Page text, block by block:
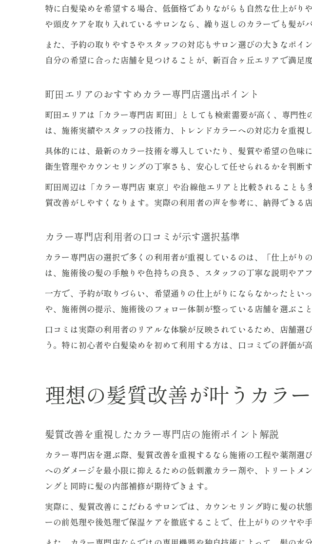
話題の髪質改善カラー
髪質改善カラー専
カラー専門店の髪
新百合ヶ丘や町田
口コミで話題の髪
特に白髪染めを希望する場合、低価格でありながらも自然な仕上が
や頭皮ケアを取り入れているサロンなら、繰り返しのカラーでも髪が
また、予約の取りやすさやスタッフの対応もサロン選びの大きなポイ
自分の希望に合った店舗を見つけることが、新百合ヶ丘エリアで満足
町田エリアのおすすめカラー専門店選出ポイント
町田エリアは「カラー専門店 町田」としても検索需要が高く、専門
は、施術実績やスタッフの技術力、トレンドカラーへの対応力を重視し
具体的には、最新のカラー技術を導入していたり、髪質や希望の色
衛生管理やカウンセリングの丁寧さも、安心して任せられるかを判断
町田周辺は「カラー専門店 東京」や沿線他エリアと比較されること
質改善がしやすくなります。実際の利用者の声を参考に、納得できる
カラー専門店利用者の口コミが示す選択基準
カラー専門店の選択で多くの利用者が重視しているのは、「仕上が
は、施術後の髪の手触りや色持ちの良さ、スタッフの丁寧な説明やア
一方で、予約が取りづらい、希望通りの仕上がりにならなかったと
や、施術例の提示、施術後のフォロー体制が整っている店舗を選ぶこ
口コミは実際の利用者のリアルな体験が反映されているため、店舗
う。特に初心者や白髪染めを初めて利用する方は、口コミでの評価が
理想の髪質改善が叶うカラ
髪質改善を重視したカラー専門店の施術ポイント解説
カラー専門店を選ぶ際、髪質改善を重視するなら施術の工程や薬剤
へのダメージを最小限に抑えるための低刺激カラー剤や、トリート
ングと同時に髪の内部補修が期待できます。
実際に、髪質改善にこだわるサロンでは、カウンセリング時に髪の
ーの前処理や後処理で保湿ケアを徹底することで、仕上がりのツヤや
ご
ご